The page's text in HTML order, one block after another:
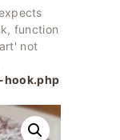
function
not